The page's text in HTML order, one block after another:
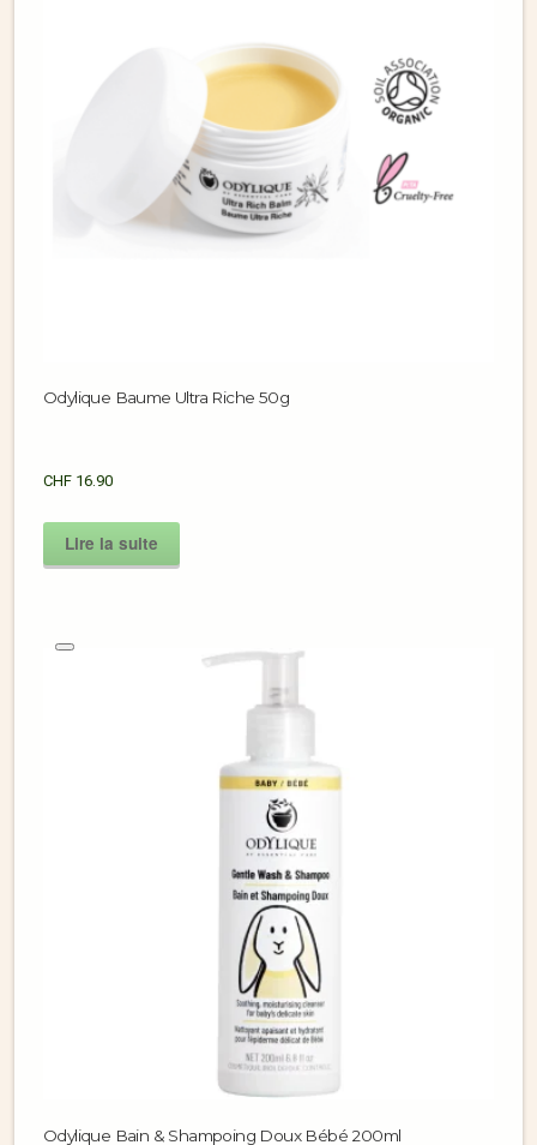
Odylique Baume Ultra Riche 50g
CHF 16.90
Lire la suite
Odylique Bain & Shampoing Doux Bébé 200ml